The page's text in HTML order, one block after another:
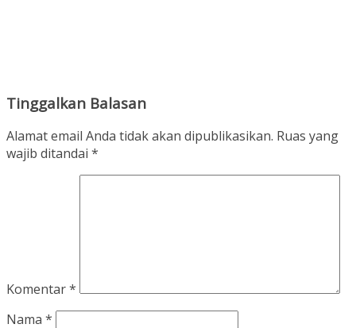
Tinggalkan Balasan
Alamat email Anda tidak akan dipublikasikan. Ruas yang
wajib ditandai *
Komentar*
Nama *